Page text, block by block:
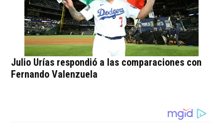
Julio Urías respondió a las comparaciones con
Fernando Valenzuela